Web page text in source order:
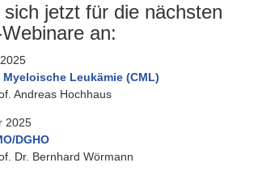
sich jetzt für die nächsten
an:
Leukämie (CML)
Andreas Hochhaus
2025
DGHO
Dr. Bernhard Wörmann